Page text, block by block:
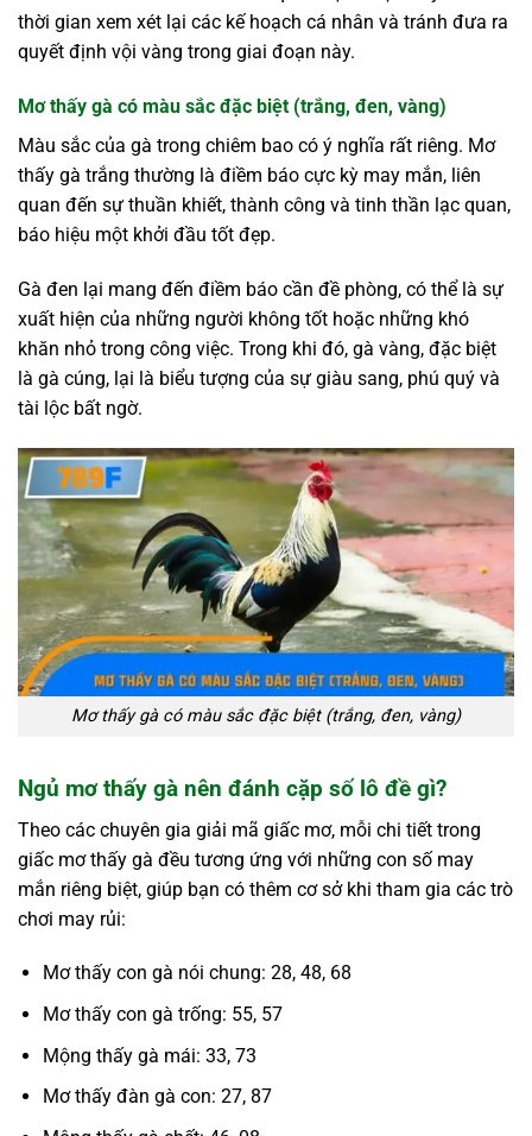
thời gian xem xét lại các kế hoạch cá nhân và tránh đưa ra
quyết định vội vàng trong giai đoạn này.
Mơ thấy gà có màu sắc đặc biệt (trắng, đen, vàng)
Màu sắc của gà trong chiêm bao có ý nghĩa rất riêng. Mơ
thấy gà trắng thường là điềm báo cực kỳ may mắn, liên
quan đến sự thuần khiết, thành công và tinh thần lạc quan,
báo hiệu một khởi đầu tốt đẹp.
Gà đen lại mang đến điềm báo cần đề phòng, có thể là sự
xuất hiện của những người không tốt hoặc những khó
khăn nhỏ trong công việc. Trong khi đó, gà vàng, đặc biệt
là gà cúng, lại là biểu tượng của sự giàu sang, phú quý và
tài lộc bất ngờ.
Mơ thấy gà có màu sắc đặc biệt (trắng, đen, vàng)
Ngủ mơ thấy gà nên đánh cặp số lô đề gì?
Theo các chuyên gia giải mã giấc mơ, mỗi chi tiết trong
giấc mơ thấy gà đều tương ứng với những con số may
mắn riêng biệt, giúp bạn có thêm cơ sở khi tham gia các trò
chơi may rủi:
Mơ thấy con gà nói chung: 28, 48, 68
Mơ thấy con gà trống: 55, 57
Mộng thấy gà mái: 33, 73
Mơ thấy đàn gà con: 27, 87